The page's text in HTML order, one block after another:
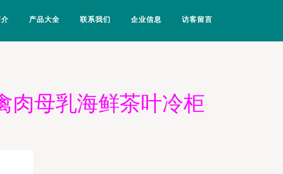
产品大全 联系我们 企业信息 访客留言
肉母乳海鲜茶叶冷柜